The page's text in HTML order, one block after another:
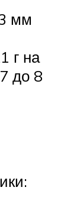
мм
г на
до 8